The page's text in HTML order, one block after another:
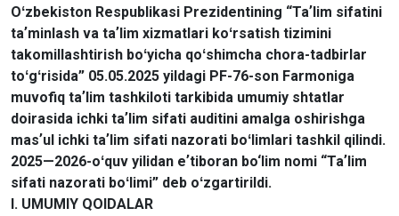
Oʻzbekiston Respublikasi Prezidentining “Taʼlim sifatini
taʼminlash va taʼlim xizmatlari koʻrsatish tizimini
takomillashtirish boʻyicha qoʻshimcha chora-tadbirlar
toʻgʻrisida” 05.05.2025 yildagi PF-76-son Farmoniga
muvofiq taʼlim tashkiloti tarkibida umumiy shtatlar
doirasida ichki taʼlim sifati auditini amalga oshirishga
masʼul ichki taʼlim sifati nazorati boʻlimlari tashkil qilindi.
2025—2026-oʻquv yilidan eʼtiboran bo‘lim nomi “Taʼlim
sifati nazorati boʻlimi” deb oʻzgartirildi.
I. UMUMIY QOIDALAR